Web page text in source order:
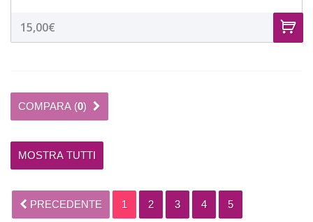
15,00€
COMPARA (0)
MOSTRA TUTTI
PRECEDENTE 1 2 3 4 5